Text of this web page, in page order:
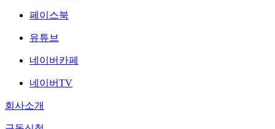
페이스북
유튜브
네이버카페
네이버TV
회사소개